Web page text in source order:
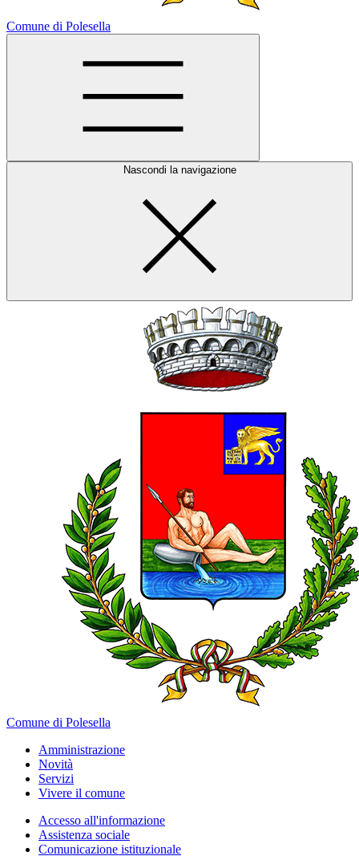
Comune di Polesella
Nascondi la navigazione
Comune di Polesella
Amministrazione
Novità
Servizi
Vivere il comune
Accesso all'informazione
Assistenza sociale
Comunicazione istituzionale